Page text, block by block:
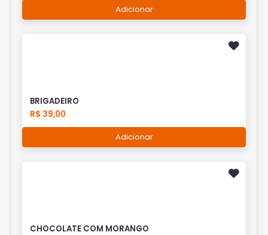
Adicionar
BRIGADEIRO
R$ 39,00
Adicionar
CHOCOLATE COM MORANGO